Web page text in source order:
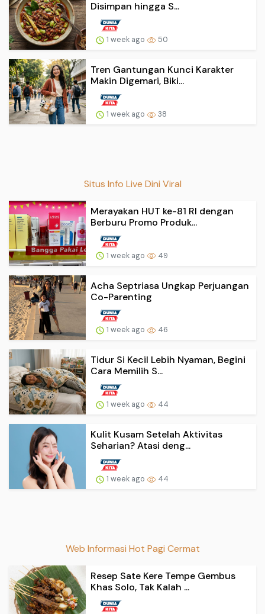
Disimpan hingga S...
1 week ago 50
Tren Gantungan Kunci Karakter
Makin Digemari, Biki...
1 week ago 38
Situs Info Live Dini Viral
Merayakan HUT ke-81 RI dengan
Berburu Promo Produk...
1 week ago 49
Acha Septriasa Ungkap Perjuangan
Co-Parenting
1 week ago 46
Tidur Si Kecil Lebih Nyaman, Begini
Cara Memilih S...
1 week ago 44
Kulit Kusam Setelah Aktivitas
Seharian? Atasi deng...
1 week ago 44
Web Informasi Hot Pagi Cermat
Resep Sate Kere Tempe Gembus
Khas Solo, Tak Kalah ...